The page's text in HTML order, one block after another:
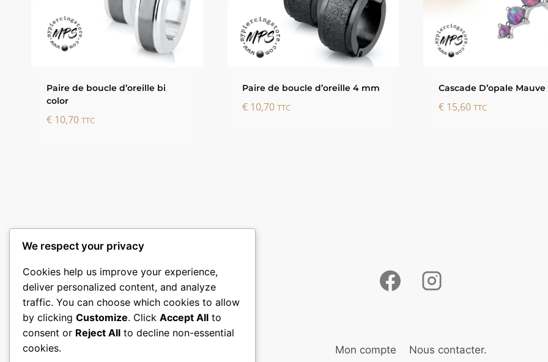
Paire de boucle d’oreille bi
color
€10,70 TTC
Paire de boucle d’oreille 4 mm
€ 10,70 TTC
Cascade D’opale Mauve
€15,60 TTC
Mon compte Nous contacter.
We respect your privacy
Cookies help us improve your experience,
deliver personalized content, and analyze
traffic. You can choose which cookies to allow
by clicking Customize. Click Accept All to
consent or Reject All to decline non-essential
cookies.